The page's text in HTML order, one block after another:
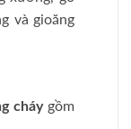
và gioăng
cháygồm